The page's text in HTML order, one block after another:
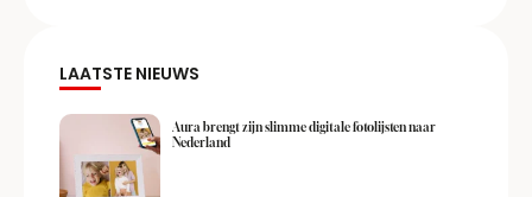
LAATSTE NIEUWS
Aura brengt zijn slimme digitale fotolijsten naar
Nederland